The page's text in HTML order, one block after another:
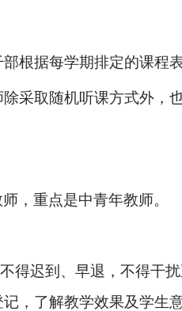
根据每学期排定的课程
采取随机听课方式外，
，重点是中青年教师。
得迟到、早退，不得干
，了解教学效果及学生